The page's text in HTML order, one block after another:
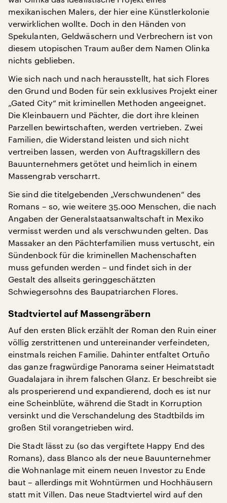
mexikanischen Malers, der hier eine Künstlerkolonie
verwirklichen wollte. Doch in den Händen von
Spekulanten, Geldwäschern und Verbrechern ist von
diesem utopischen Traum außer dem Namen Olinka
nichts geblieben.
Wie sich nach und nach herausstellt, hat sich Flores
den Grund und Boden für sein exklusives Projekt einer
„Gated City“ mit kriminellen Methoden angeeignet.
Die Kleinbauern und Pächter, die dort ihre kleinen
Parzellen bewirtschaften, werden vertrieben. Zwei
Familien, die Widerstand leisten und sich nicht
vertreiben lassen, werden von Auftragskillern des
Bauunternehmers getötet und heimlich in einem
Massengrab verscharrt.
Sie sind die titelgebenden „Verschwundenen“ des
Romans – so, wie weitere 35.000 Menschen, die nach
Angaben der Generalstaatsanwaltschaft in Mexiko
vermisst werden und als verschwunden gelten. Das
Massaker an den Pächterfamilien muss vertuscht, ein
Sündenbock für die kriminellen Machenschaften
muss gefunden werden – und findet sich in der
Gestalt des allseits geringgeschätzten
Schwiegersohns des Baupatriarchen Flores.
Stadtviertel auf Massengräbern
Auf den ersten Blick erzählt der Roman den Ruin einer
völlig zerstrittenen und untereinander verfeindeten,
einstmals reichen Familie. Dahinter entfaltet Ortuño
das ganze fragwürdige Panorama seiner Heimatstadt
Guadalajara in ihrem falschen Glanz. Er beschreibt sie
als prosperierend und expandierend, doch es ist nur
eine Scheinblüte, während die Stadt in Korruption
versinkt und die Verschandelung des Stadtbilds im
großen Stil vorangetrieben wird.
Die Stadt lässt zu (so das vergiftete Happy End des
Romans), dass Blanco als der neue Bauunternehmer
die Wohnanlage mit einem neuen Investor zu Ende
baut – allerdings mit Wohntürmen und Hochhäusern
statt mit Villen. Das neue Stadtviertel wird auf den